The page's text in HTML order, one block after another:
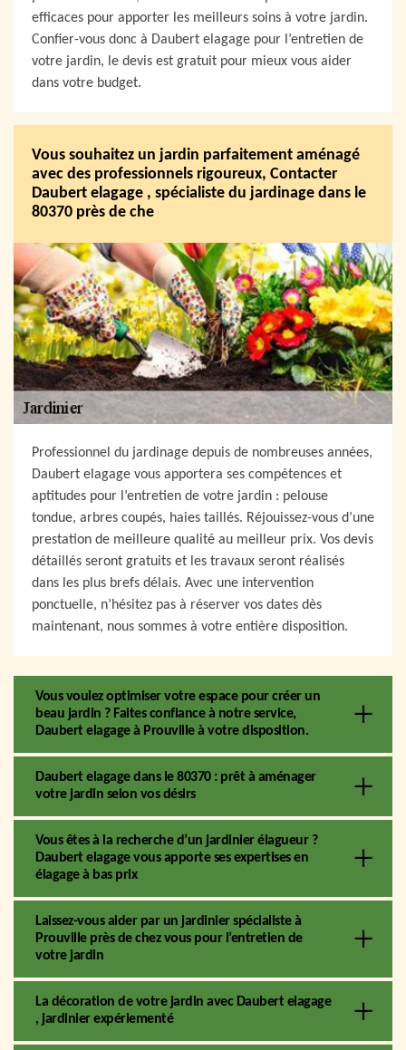
efficaces pour apporter les meilleurs soins à votre jardin.
Confier-vous donc à Daubert elagage pour l’entretien de
votre jardin, le devis est gratuit pour mieux vous aider
dans votre budget.
Vous souhaitez un jardin parfaitement aménagé
avec des professionnels rigoureux, Contacter
Daubert elagage , spécialiste du jardinage dans le
80370 près de che
Professionnel du jardinage depuis de nombreuses années,
Daubert elagage vous apportera ses compétences et
aptitudes pour l’entretien de votre jardin : pelouse
tondue, arbres coupés, haies taillés. Réjouissez-vous d’une
prestation de meilleure qualité au meilleur prix. Vos devis
détaillés seront gratuits et les travaux seront réalisés
dans les plus brefs délais. Avec une intervention
ponctuelle, n’hésitez pas à réserver vos dates dès
maintenant, nous sommes à votre entière disposition.
Vous voulez optimiser votre espace pour créer un
beau jardin ? Faites confiance à notre service,
Daubert elagage à Prouville à votre disposition.
Daubert elagage dans le 80370 : prêt à aménager
votre jardin selon vos désirs
Vous êtes à la recherche d’un jardinier élagueur ?
Daubert elagage vous apporte ses expertises en
élagage à bas prix
Laissez-vous aider par un jardinier spécialiste à
Prouville près de chez vous pour l’entretien de
votre jardin
La décoration de votre jardin avec Daubert elagage
, jardinier expériementé